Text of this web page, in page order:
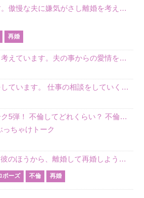
私は結婚しています。傲慢な夫に嫌気がさし離婚を考えていたときに、彼と出会いました。彼には恋人がいましたが、話をするうちに、夫とのことを相談するようにな
再婚
リコカツをしようと考えています。夫の事からの愛情を全く感じません。子供がいるので、子供が成長するまではと我慢しています。 まず、お金が必要だと考え、仕事の量も増やしました。ところが、夫は働かず、結局は
働く主婦、片思いをしています。 仕事の相談をしていくうちに、彼のことを好きになりました。私には夫も子供もいます。不倫をしているわけでもなく、もちろん、この気持ちは誰にも話していません。 ラインをする関
不倫ぶっちゃけトーク5弾！ 不倫してどれくらい？ 不倫のあれこれを、なんでもどうぞ♪♪
ちゃけトーク
W不倫です。最近、彼のほうから、離婚して再婚しよう、と言ってきました。ハッキリいうと、そこまでは考えていませんでした。彼を好きな気持ちはあるし、彼なしの生活は考えられません。だけど、離婚して再婚すると
ポーズ 不倫 再婚